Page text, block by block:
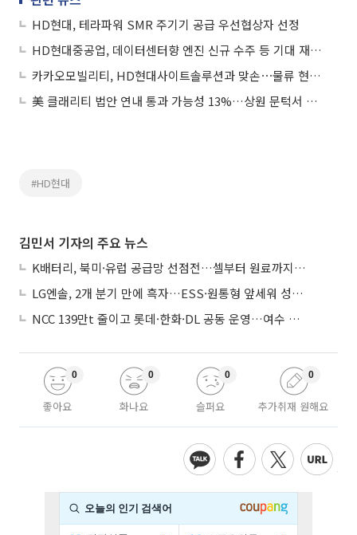
HD현대, 테라파워 SMR 주기기 공급 우선협상자 선정
HD현대중공업, 데이터센터향 엔진 신규 수주 등 기대 재부각에 강세
카카오모빌리티, HD현대사이트솔루션과 맞손⋯물류 현장으로 ‘피지컬 AI’ 생태계 확장
美 클래리티 법안 연내 통과 가능성 13%…상원 문턱서 제동
#HD현대
김민서 기자의 주요 뉴스
K배터리, 북미·유럽 공급망 선점전…셀부터 원료까지 현지화
LG엔솔, 2개 분기 만에 흑자…ESS·원통형 앞세워 성장 가속
NCC 139만t 줄이고 롯데·한화·DL 공동 운영…여수 1호 본궤도
좋아요
0
화나요
0
슬퍼요
0
추가취재 원해요
0